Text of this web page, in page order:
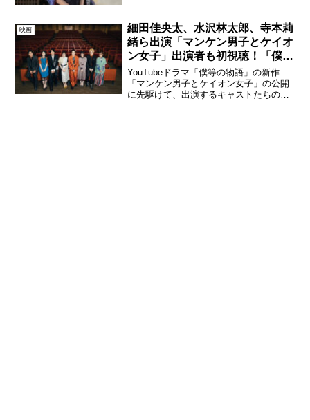
倉沢杏菜が朝ドラ初出演！「この世はう
らめしい。けど...
映画
細田佳央太、水沢林太郎、寺本莉
緒ら出演「マンケン男子とケイオ
ン女子」出演者も初視聴！「僕等
の初視聴」映像先行公開！
YouTubeドラマ「僕等の物語」の新作
「マンケン男子とケイオン女子」の公開
に先駆けて、出演するキャストたちの初